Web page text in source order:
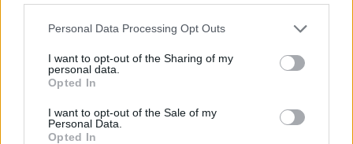
Please note that this website/app uses one or more Google
not limited to your visit or usage behaviour. You may click to
grant or deny consent to Google and its third-party tags to
use your data for below specified purposes in below Google
consent section.
Personal Data Processing Opt Outs
I want to opt-out of the Sharing of my
personal data.
Opted In
I want to opt-out of the Sale of my
Personal Data.
Opted In